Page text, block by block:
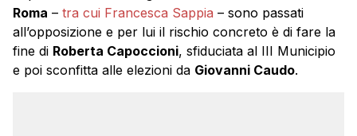
Roma – tra cui Francesca Sappia – sono passati
all’opposizione e per lui il rischio concreto è di fare la
fine di Roberta Capoccioni, sfiduciata al III Municipio
e poi sconfitta alle elezioni da Giovanni Caudo.